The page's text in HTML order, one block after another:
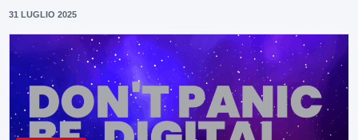
31 LUGLIO 2025